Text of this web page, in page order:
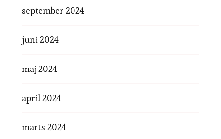
september 2024
juni 2024
maj 2024
april 2024
marts 2024